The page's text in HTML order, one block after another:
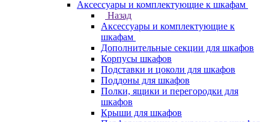
Аксессуары и комплектующие к шкафам
Назад
Аксессуары и комплектующие к
шкафам
Дополнительные секции для шкафов
Корпусы шкафов
Подставки и цоколи для шкафов
Поддоны для шкафов
Полки, ящики и перегородки для
шкафов
Крыши для шкафов